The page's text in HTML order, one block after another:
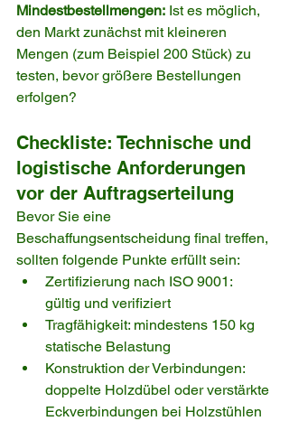
Mindestbestellmengen: Ist es möglich,
den Markt zunächst mit kleineren
Mengen (zum Beispiel 200 Stück) zu
testen, bevor größere Bestellungen
erfolgen?
Checkliste: Technische und
logistische Anforderungen
vor der Auftragserteilung
Bevor Sie eine
Beschaffungsentscheidung final treffen,
sollten folgende Punkte erfüllt sein:
Zertifizierung nach ISO 9001:
gültig und verifiziert
Tragfähigkeit: mindestens 150 kg
statische Belastung
Konstruktion der Verbindungen:
doppelte Holzdübel oder verstärkte
Eckverbindungen bei Holzstühlen